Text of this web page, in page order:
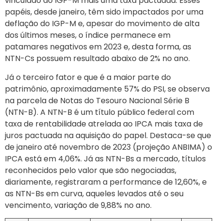
papéis, desde janeiro, têm sido impactados por uma
deflação do IGP-M e, apesar do movimento de alta
dos últimos meses, o índice permanece em
patamares negativos em 2023 e, desta forma, as
NTN-Cs possuem resultado abaixo de 2% no ano.
Já o terceiro fator e que é a maior parte do
patrimônio, aproximadamente 57% do PSI, se observa
na parcela de Notas do Tesouro Nacional Série B
(NTN-B). A NTN-B é um título público federal com
taxa de rentabilidade atrelada ao IPCA mais taxa de
juros pactuada na aquisição do papel. Destaca-se que
de janeiro até novembro de 2023 (projeção ANBIMA) o
IPCA está em 4,06%. Já as NTN-Bs a mercado, títulos
reconhecidos pelo valor que são negociadas,
diariamente, registraram a performance de 12,60%, e
as NTN-Bs em curva, aqueles levados até o seu
vencimento, variação de 9,88% no ano.